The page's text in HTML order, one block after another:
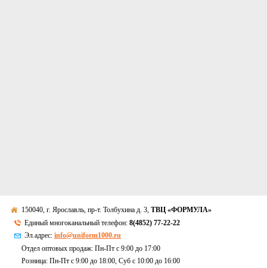
150040, г. Ярославль, пр-т. Толбухина д. 3,ТВЦ «ФОРМУЛА»
Единый многоканальный телефон:8(4852) 77-22-22
Эл.адрес:info@uniform1000.ru
Отдел оптовых продаж: Пн-Пт с 9:00 до 17:00
Розница: Пн-Пт с 9:00 до 18:00, Суб c 10:00 до 16:00